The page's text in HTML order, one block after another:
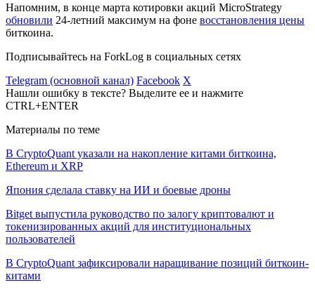
Напомним, в конце марта котировки акций MicroStrategy
обновили 24-летний максимум на фоне восстановления цены
биткоина.
Подписывайтесь на ForkLog в социальных сетях
Telegram (основной канал) Facebook X
Нашли ошибку в тексте? Выделите ее и нажмите
CTRL+ENTER
Материалы по теме
В CryptoQuant указали на накопление китами биткоина,
Ethereum и XRP
Япония сделала ставку на ИИ и боевые дроны
Bitget выпустила руководство по залогу криптовалют и
токенизированных акций для институциональных
пользователей
В CryptoQuant зафиксировали наращивание позиций биткоин-
китами